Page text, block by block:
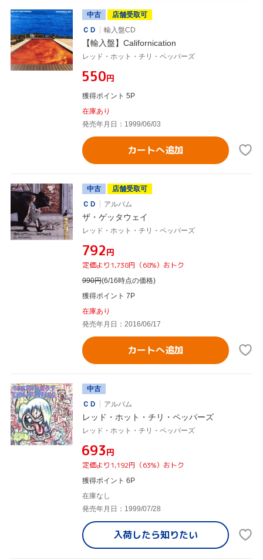
中古
店舗受取可
ＣＤ
輸入盤CD
【輸入盤】Californication
レッド・ホット・チリ・ペッパーズ
¥550円
獲得ポイント 5P
在庫あり
発売年月日：1999/06/03
カートへ追加
中古
店舗受取可
ＣＤ
アルバム
ザ・ゲッタウェイ
レッド・ホット・チリ・ペッパーズ
¥792円
定価より1,738円（68%）おトク
990円(6/16時点の価格)
獲得ポイント 7P
在庫あり
発売年月日：2016/06/17
カートへ追加
中古
ＣＤ
アルバム
レッド・ホット・チリ・ペッパーズ
レッド・ホット・チリ・ペッパーズ
¥693円
定価より1,192円（63%）おトク
獲得ポイント 6P
在庫なし
発売年月日：1999/07/28
入荷したら知りたい